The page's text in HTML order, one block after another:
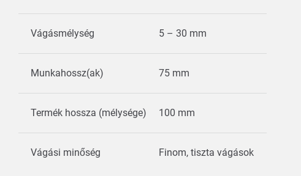
Vágásmélység 5 – 30 mm
Munkahossz(ak) 75 mm
Termék hossza (mélysége) 100 mm
Vágási minőség Finom, tiszta vágások